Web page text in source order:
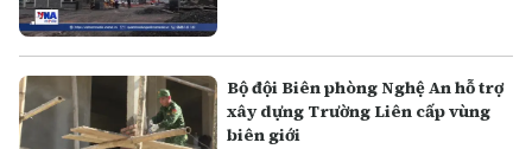
Bộ đội Biên phòng Nghệ An hỗ trợ
xây dựng Trường Liên cấp vùng
biên giới